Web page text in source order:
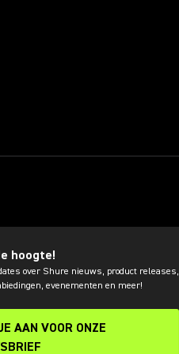
hoogte!
over Shure nieuws, product releases,
evenementen en meer!
AAN VOOR ONZE